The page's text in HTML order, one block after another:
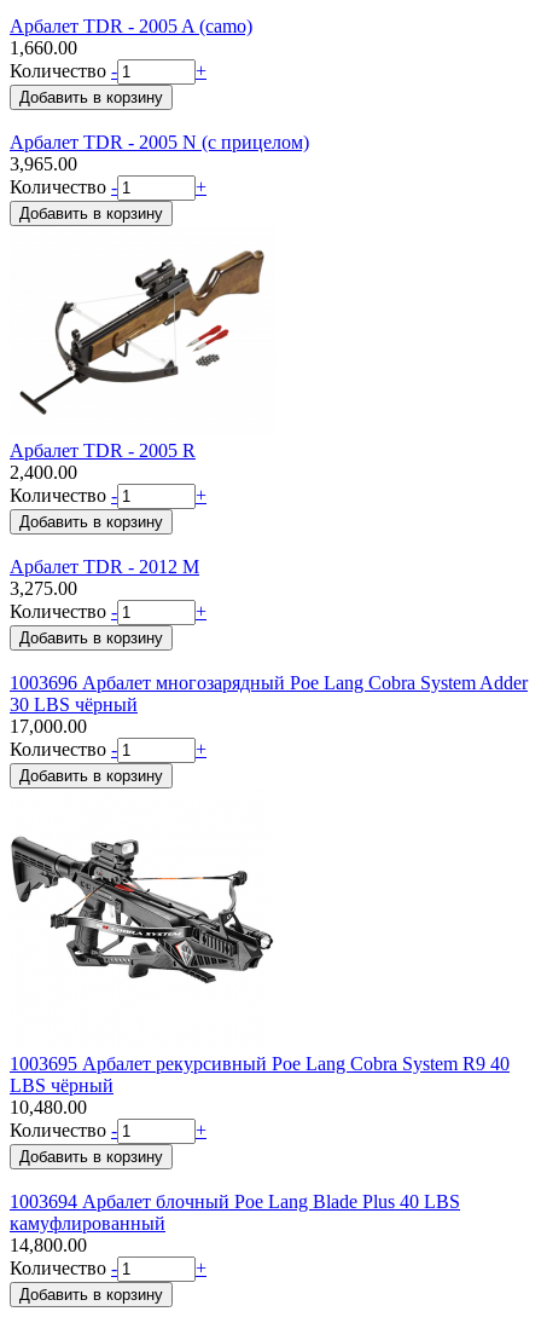
Арбалет TDR - 2005 A (camo)
1,660.00
Количество - +
Арбалет TDR - 2005 N (с прицелом)
3,965.00
Количество - +
Арбалет TDR - 2005 R
2,400.00
Количество - +
Арбалет TDR - 2012 M
3,275.00
Количество - +
1003696 Арбалет многозарядный Poe Lang Cobra System Adder
30 LBS чёрный
17,000.00
Количество - +
1003695 Арбалет рекурсивный Poe Lang Cobra System R9 40
LBS чёрный
10,480.00
Количество - +
1003694 Арбалет блочный Poe Lang Blade Plus 40 LBS
камуфлированный
14,800.00
Количество - +